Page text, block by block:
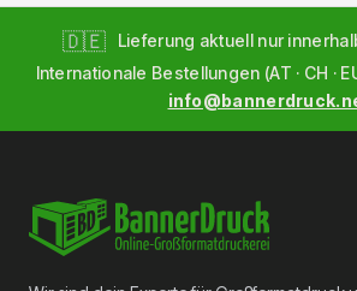
🇩🇪
Lieferung aktuell nur
Internationale Bestellungen (AT · CH ·